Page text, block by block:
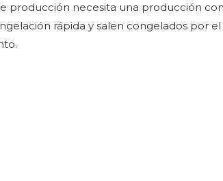
necesita una producción
rápida y salen congelados por